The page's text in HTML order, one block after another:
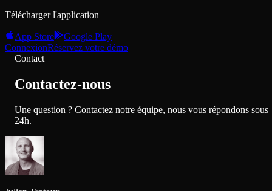
Télécharger l'application
App Store
Google Play
ConnexionRéservez votre démo
Contact
Contactez-nous
Une question ? Contactez notre équipe, nous vous répondons sous
24h.